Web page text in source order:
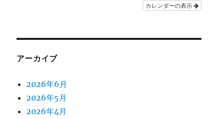
カレンダーの表示
アーカイブ
2026年6月
2026年5月
2026年4月